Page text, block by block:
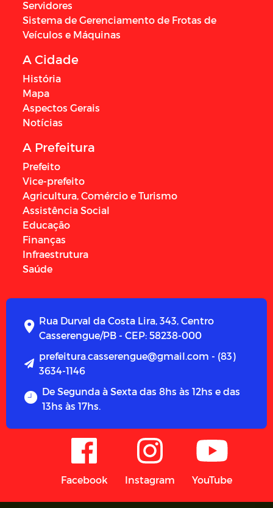
Servidores
Sistema de Gerenciamento de Frotas de
Veículos e Máquinas
A Cidade
História
Mapa
Aspectos Gerais
Notícias
A Prefeitura
Prefeito
Vice-prefeito
Agricultura, Comércio e Turismo
Assistência Social
Educação
Finanças
Infraestrutura
Saúde
Rua Durval da Costa Lira, 343, Centro
Casserengue/PB - CEP: 58238-000
prefeitura.casserengue@gmail.com - (83)
3634-1146
De Segunda à Sexta das 8hs às 12hs e das
13hs às 17hs.
Facebook Instagram YouTube